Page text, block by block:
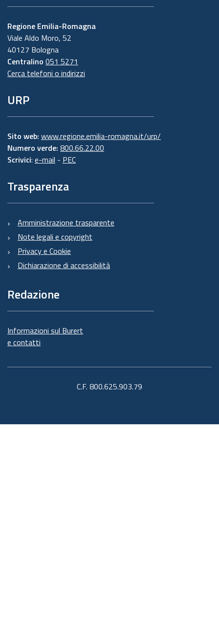
Regione Emilia-Romagna
Viale Aldo Moro, 52
40127 Bologna
Centralino 051 5271
Cerca telefoni o indirizzi
URP
Sito web: www.regione.emilia-romagna.it/urp/
Numero verde: 800.66.22.00
Scrivici: e-mail - PEC
Trasparenza
Amministrazione trasparente
Note legali e copyright
Privacy e Cookie
Dichiarazione di accessibilità
Redazione
Informazioni sul Burert
e contatti
C.F. 800.625.903.79